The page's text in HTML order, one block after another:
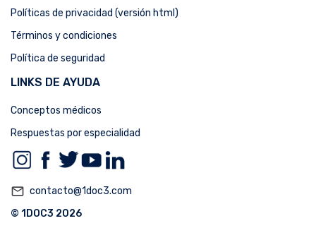
Políticas de privacidad (versión html)
Términos y condiciones
Política de seguridad
LINKS DE AYUDA
Conceptos médicos
Respuestas por especialidad
mail_outline contacto@1doc3.com
© 1DOC3 2026